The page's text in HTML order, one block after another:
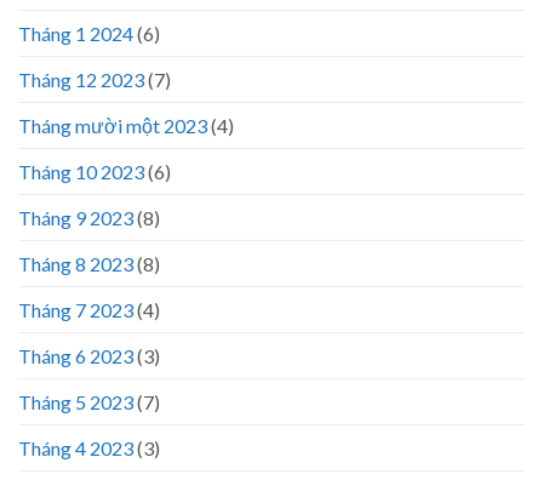
Tháng 1 2024(6)
Tháng 12 2023(7)
Tháng mười một 2023(4)
Tháng 10 2023(6)
Tháng 9 2023(8)
Tháng 8 2023(8)
Tháng 7 2023(4)
Tháng 6 2023(3)
Tháng 5 2023(7)
Tháng 4 2023(3)